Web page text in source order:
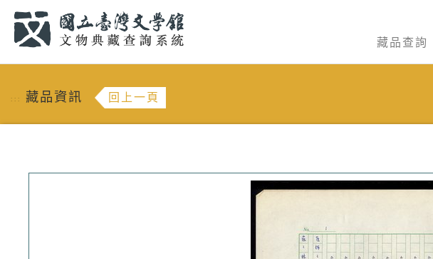
藏品查詢
::: 藏品資訊 回上一頁